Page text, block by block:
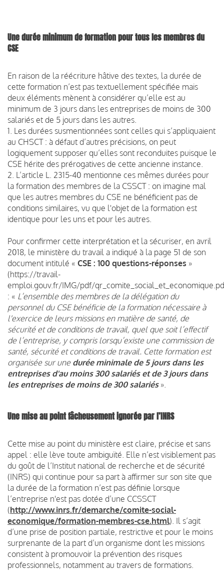
Une durée minimum de formation pour tous les membres du
CSE
En raison de la réécriture hâtive des textes, la durée de
cette formation n’est pas textuellement spécifiée mais
deux éléments mènent à considérer qu’elle est au
minimum de 3 jours dans les entreprises de moins de 300
salariés et de 5 jours dans les autres.
1. Les durées susmentionnées sont celles qui s’appliquaient
au CHSCT : à défaut d’autres précisions, on peut
logiquement supposer qu’elles sont reconduites puisque le
CSE hérite des prérogatives de cette ancienne instance.
2. L’article L. 2315-40 mentionne ces mêmes durées pour
la formation des membres de la CSSCT : on imagine mal
que les autres membres du CSE ne bénéficient pas de
conditions similaires, vu que l'objet de la formation est
identique pour les uns et pour les autres.
Pour confirmer cette interprétation et la sécuriser, en avril
2018, le ministère du travail a indiqué à la page 51 de son
document intitulé « CSE : 100 questions-réponses »
(https://travail-
emploi.gouv.fr/IMG/pdf/
: « L’ensemble des membres de la délégation du
personnel du CSE bénéficie de la formation nécessaire à
l'exercice de leurs missions en matière de santé, de
sécurité et de conditions de travail, quel que soit l’effectif
de l’entreprise, y compris lorsqu’existe une commission de
santé, sécurité et conditions de travail. Cette formation est
organisée sur une durée minimale de 5 jours dans les
entreprises d'au moins 300 salariés et de 3 jours dans
les entreprises de moins de 300 salariés ».
Une mise au point fâcheusement ignorée par l’INRS
Cette mise au point du ministère est claire, précise et sans
appel : elle lève toute ambiguïté. Elle n’est visiblement pas
du goût de l’Institut national de recherche et de sécurité
(INRS) qui continue pour sa part à affirmer sur son site que
la durée de la formation n’est pas définie lorsque
l’entreprise n'est pas dotée d’une CCSSCT
(http://www.inrs.fr/demarche/comite-social-
economique/formation-membres-cse.html) . Il s’agit
d’une prise de position partiale, restrictive et pour le moins
surprenante de la part d’un organisme dont les missions
consistent à promouvoir la prévention des risques
professionnels, notamment au travers de formations.